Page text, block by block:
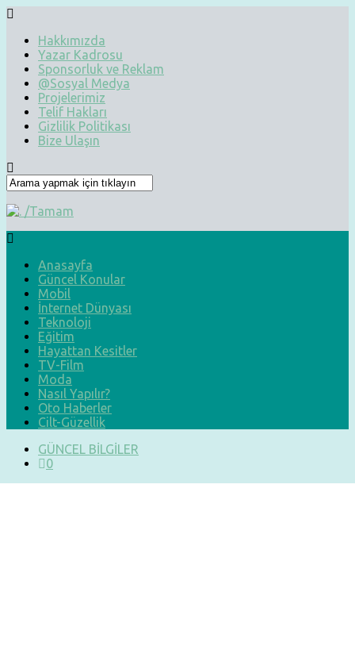
Hakkımızda
Yazar Kadrosu
Sponsorluk ve Reklam
@Sosyal Medya
Projelerimiz
Telif Hakları
Gizlilik Politikası
Bize Ulaşın
Anasayfa
Güncel Konular
Mobil
İnternet Dünyası
Teknoloji
Eğitim
Hayattan Kesitler
TV-Film
Moda
Nasıl Yapılır?
Oto Haberler
Cilt-Güzellik
GÜNCEL BİLGİLER
0